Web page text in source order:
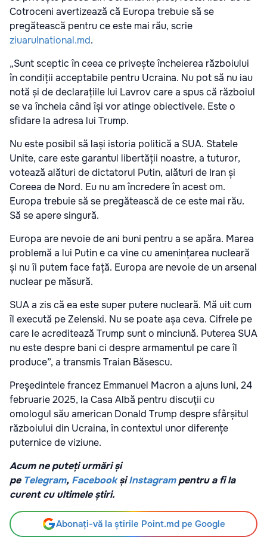
Cotroceni avertizează că Europa trebuie să se
pregătească pentru ce este mai rău, scrie
ziuarulnational.md.
„Sunt sceptic în ceea ce privește încheierea războiului
în condiții acceptabile pentru Ucraina. Nu pot să nu iau
notă și de declarațiile lui Lavrov care a spus că războiul
se va încheia când își vor atinge obiectivele. Este o
sfidare la adresa lui Trump.
Nu este posibil să lași istoria politică a SUA. Statele
Unite, care este garantul libertății noastre, a tuturor,
votează alături de dictatorul Putin, alături de Iran și
Coreea de Nord. Eu nu am încredere în acest om.
Europa trebuie să se pregătească de ce este mai rău.
Să se apere singură.
Europa are nevoie de ani buni pentru a se apăra. Marea
problemă a lui Putin e ca vine cu amenințarea nucleară
și nu îi putem face față. Europa are nevoie de un arsenal
nuclear pe măsură.
SUA a zis că ea este super putere nucleară. Mă uit cum
îl execută pe Zelenski. Nu se poate așa ceva. Cifrele pe
care le acreditează Trump sunt o minciună. Puterea SUA
nu este despre bani ci despre armamentul pe care îl
produce”, a transmis Traian Băsescu.
Preşedintele francez Emmanuel Macron a ajuns luni, 24
februarie 2025, la Casa Albă pentru discuţii cu
omologul său american Donald Trump despre sfârșitul
războiului din Ucraina, în contextul unor diferențe
puternice de viziune.
Acum ne puteți urmări și
pe Telegram, Facebook șiInstagrampentru a fi la
curent cu ultimele știri.
Abonați-vă la știrile Point.md pe Google